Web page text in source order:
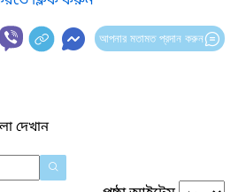
আপনার মতামত প্রদান করুন
দেখান